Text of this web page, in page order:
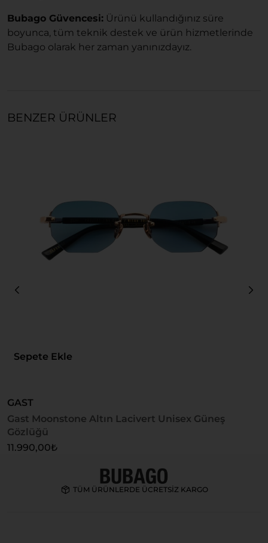
Bubago Güvencesi: Ürünü kullandığınız süre
boyunca, tüm teknik destek ve ürün hizmetlerinde
Bubago olarak her zaman yanınızdayız.
BENZER ÜRÜNLER
Sepete Ekle
GAST
Gast Moonstone Altın Lacivert Unisex Güneş
Gözlüğü
11.990,00₺
TÜM ÜRÜNLERDE ÜCRETSİZ KARGO